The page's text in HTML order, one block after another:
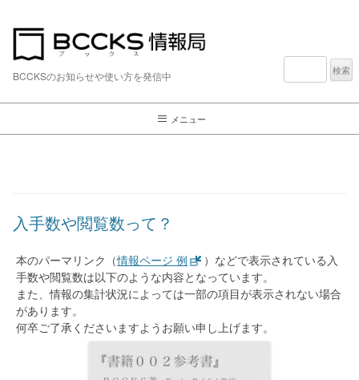
BCCKSのお知らせや使い方を発信中
検
メニュー
入手数や閲覧数って？
本のパーマリンク（情報ページ 例
）などで表示されている入
手数や閲覧数は以下のような内容となっています。
また、情報の集計状況によっては一部の項目が表示されない場合
があります。
何卒ご了承くださいますようお願い申し上げます。